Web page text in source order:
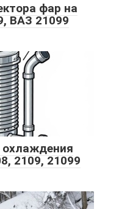
фар на
ВАЗ 21099
2109, 21099